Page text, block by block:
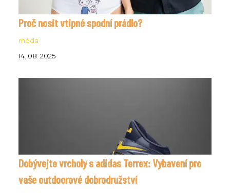
Proč nosit vtipné spodní prádlo?
móda
14. 08. 2025
Dobývejte vrcholy s adidas Terrex: Vybavení pro
vaše outdoorové dobrodružství